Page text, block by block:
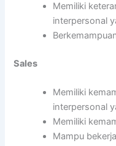
Memiliki
interpersonal
Sales
Memiliki
interpersonal
Memiliki
Mampu